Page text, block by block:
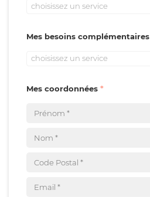
choisissez un service
Mes besoins complémentaires
choisissez un service
Mes coordonnées